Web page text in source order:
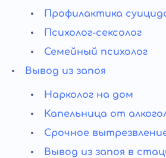
Профилактика
Психолог-сексолог
Семейный психолог
Вывод из запоя
Нарколог на дом
Капельница от
Срочное
Вывод из запоя в